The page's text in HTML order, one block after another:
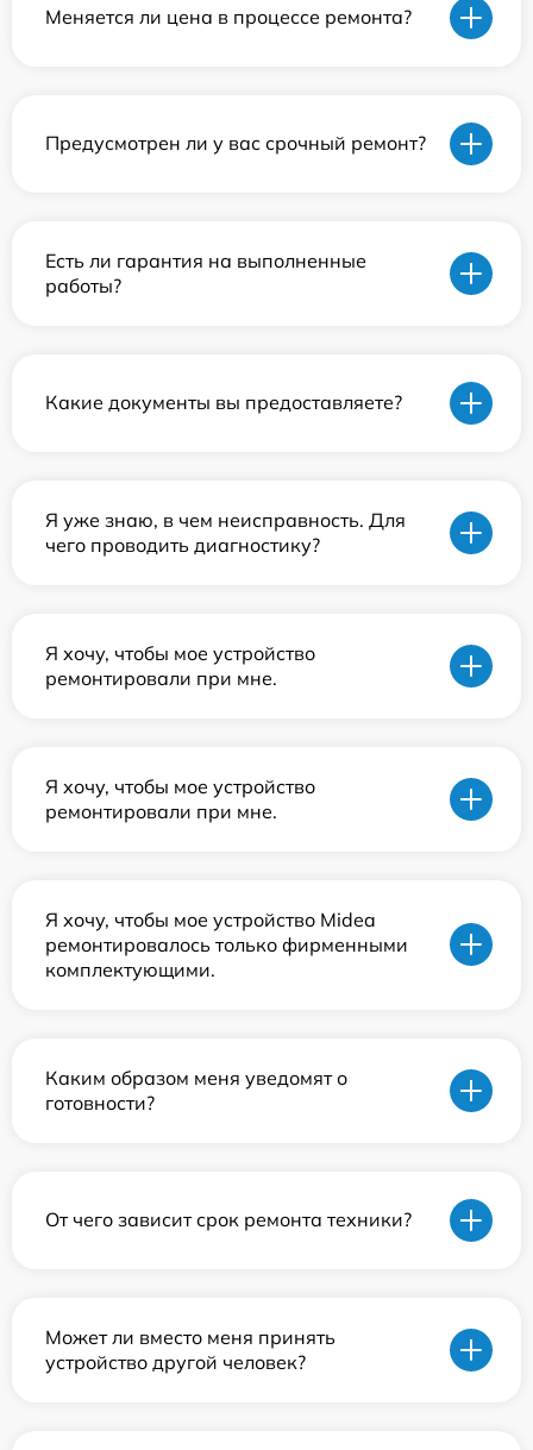
Меняется ли цена в процессе ремонта?
Предусмотрен ли у вас срочный ремонт?
Есть ли гарантия на выполненные
работы?
Какие документы вы предоставляете?
Я уже знаю, в чем неисправность. Для
чего проводить диагностику?
Я хочу, чтобы мое устройство
ремонтировали при мне.
Я хочу, чтобы мое устройство
ремонтировали при мне.
Я хочу, чтобы мое устройство Midea
ремонтировалось только фирменными
комплектующими.
Каким образом меня уведомят о
готовности?
От чего зависит срок ремонта техники?
Может ли вместо меня принять
устройство другой человек?